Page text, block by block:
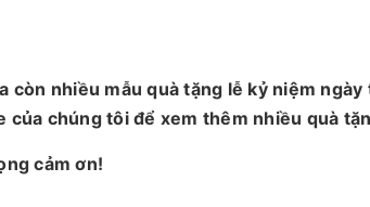
còn nhiều mẫu quà tặng lễ kỷ niệm
của chúng tôi để xem thêm nhiều quà
cảm ơn!